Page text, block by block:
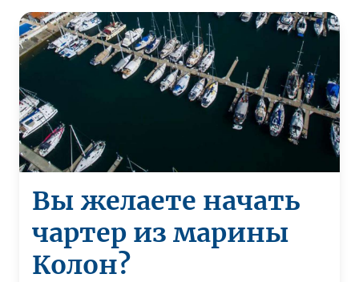
Вы желаете начать
чартер из марины
Колон?